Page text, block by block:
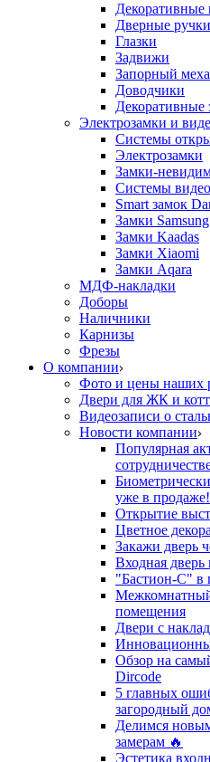
Декоративные
Дверные ручки
Глазки
Задвижи
Запорный
Доводчики
Декоративные
Электрозамки и
Системы
Электрозамки
Замки-
Системы
Smart замок
Замки Samsung
Замки Kaadas
Замки Xiaomi
Замки Aqara
МДФ-накладки
Доборы
Наличники
Карнизы
Фрезы
О компании
Фото и цены наших
Двери для ЖК и
Видеозаписи о
Новости компании
Популярная
уже в продаже!
Открытие
Цветное
Закажи дверь
Входная дверь
"Бастион-С" в
Межкомнатный
помещения
Двери с
Обзор на
Dircode
5 главных
загородный
Делимся
замерам 🔥
Эстетика